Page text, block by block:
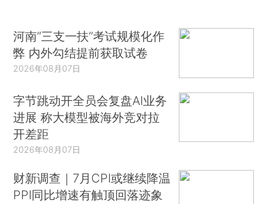
河南“三支一扶”考试规模化作
弊 内外勾结提前获取试卷
2026年08月07日
字节跳动开全员会复盘AI业务
进展 称大模型被海外竞对拉
开差距
2026年08月07日
财新调查｜7月CPI或继续降温
PPI同比增速有触顶回落迹象